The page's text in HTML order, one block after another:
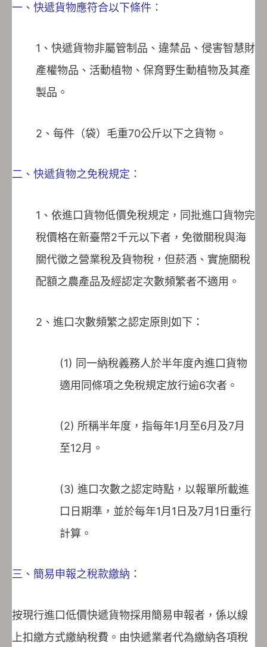
一、快遞貨物應符合以下條件：
1、快遞貨物非屬管制品、違禁品、侵害智慧財
產權物品、活動植物、保育野生動植物及其產
製品。
2、每件（袋）毛重70公斤以下之貨物。
二、快遞貨物之免稅規定：
1、依進口貨物低價免稅規定，同批進口貨物完
稅價格在新臺幣2千元以下者，免徵關稅與海
關代徵之營業稅及貨物稅，但菸酒、實施關稅
配額之農產品及經認定次數頻繁者不適用。
2、進口次數頻繁之認定原則如下：
(1) 同一納稅義務人於半年度內進口貨物
適用同條項之免稅規定放行逾6次者。
(2) 所稱半年度，指每年1月至6月及7月
至12月。
(3) 進口次數之認定時點，以報單所載進
口日期準，並於每年1月1日及7月1日重行
計算。
三、簡易申報之稅款繳納：
按現行進口低價快遞貨物採用簡易申報者，係以線
上扣繳方式繳納稅費。由快遞業者代為繳納各項稅